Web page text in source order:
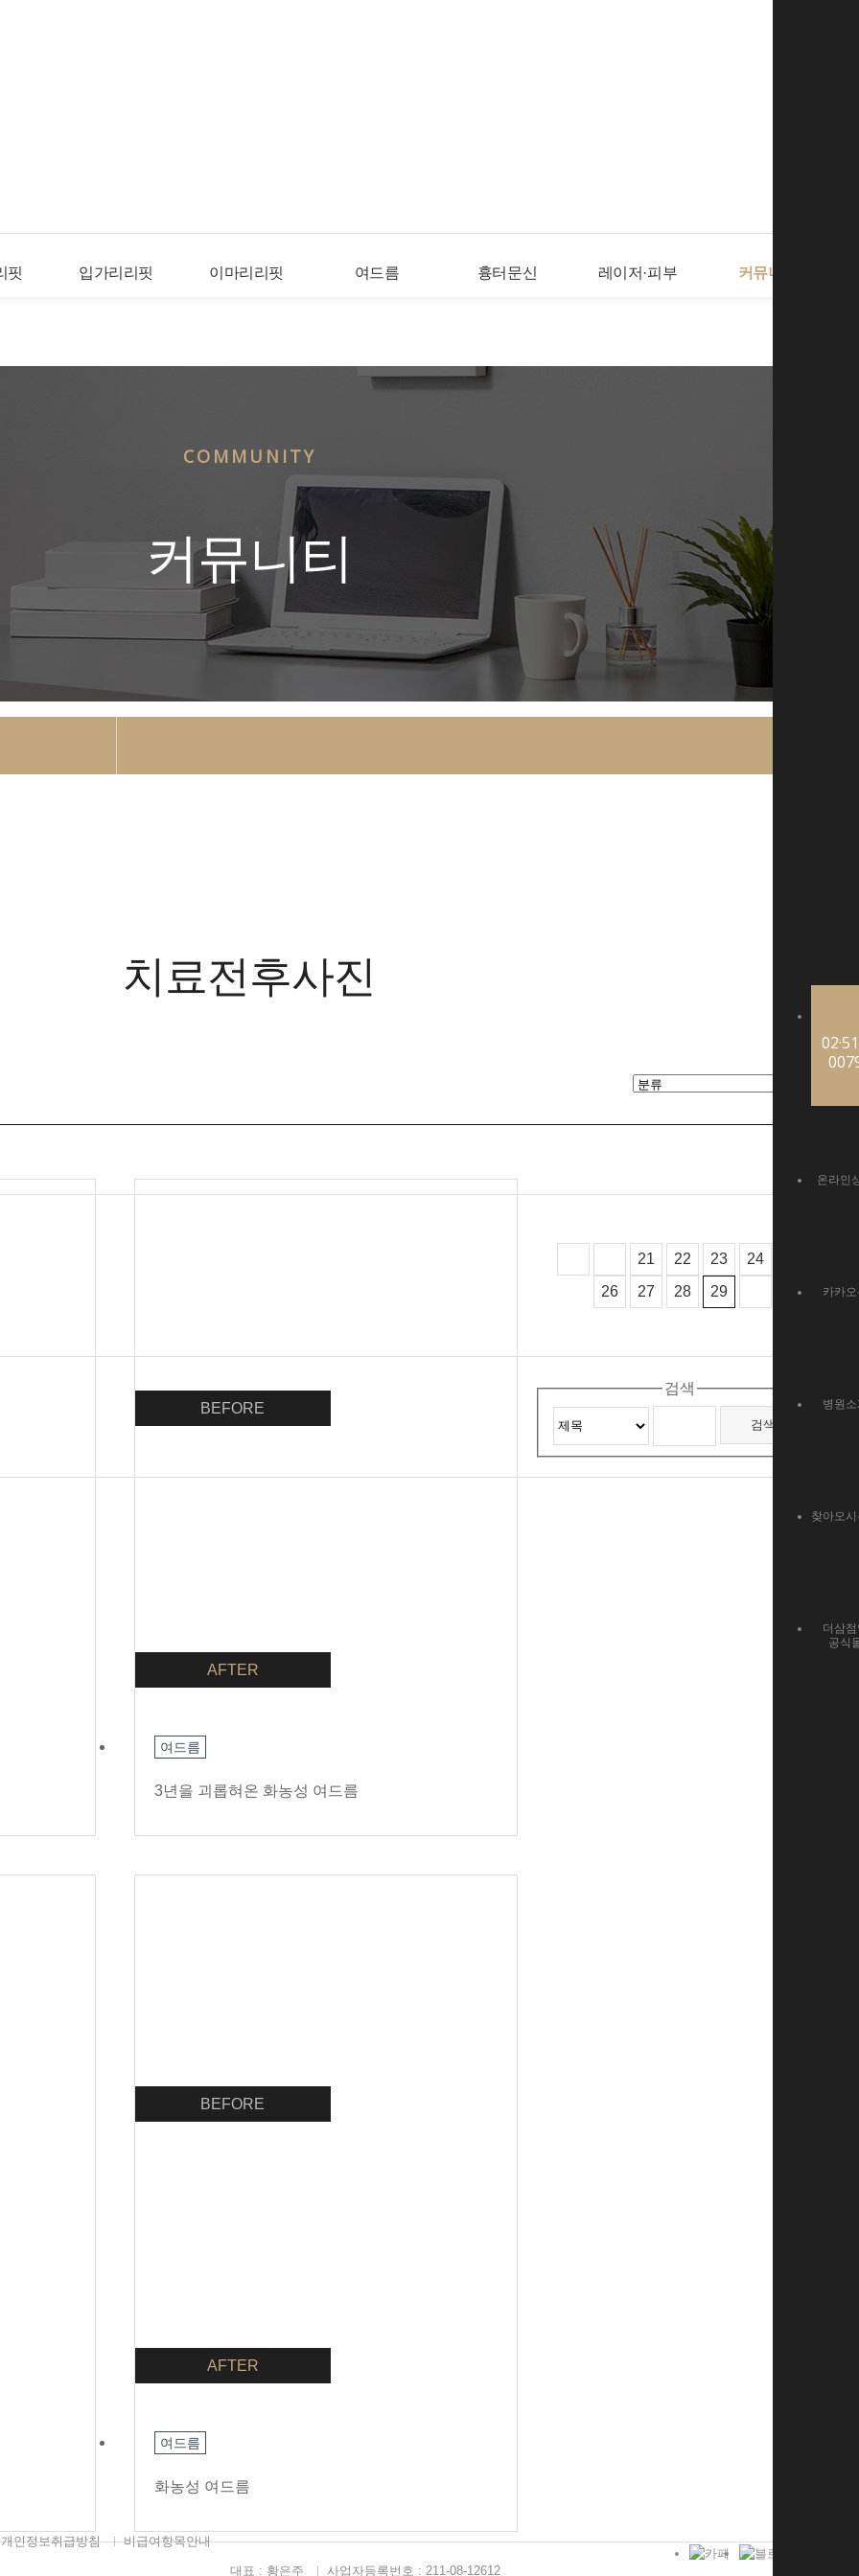
핏 입가리리핏 이마리리핏 여드름 흉터문신 레이저·피부 커뮤니티
온라인
카카
병원
찾아오
더삼
공식
COMMUNITY
커뮤니티
치료전후사진
BEFORE
AFTER
여드름
3년을 괴롭혀온 화농성 여드름
BEFORE
AFTER
여드름
화농성 여드름
21 22 23 24
26
27 28 29
검색
개인정보취급방침 비급여항목안내
대표 : 황은주 사업자등록번호 : 211-08-12612